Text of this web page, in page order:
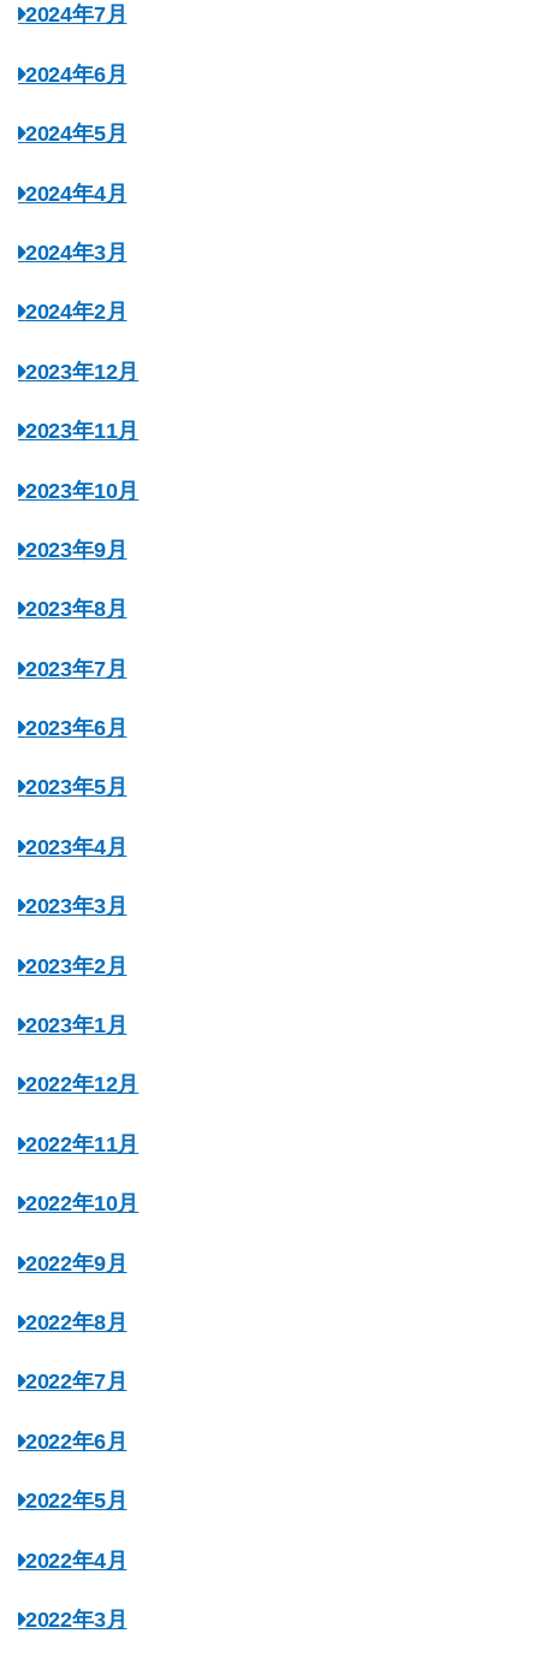
2024年7月
2024年6月
2024年5月
2024年4月
2024年3月
2024年2月
2023年12月
2023年11月
2023年10月
2023年9月
2023年8月
2023年7月
2023年6月
2023年5月
2023年4月
2023年3月
2023年2月
2023年1月
2022年12月
2022年11月
2022年10月
2022年9月
2022年8月
2022年7月
2022年6月
2022年5月
2022年4月
2022年3月